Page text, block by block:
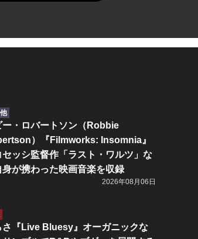
ー・ロバートソン（Robbie
）『Filmworks: Insomnia』
セッシ監督作「ラスト・ワルツ」な
身が携わった映画音楽を収録
2026年08月06日
さ『Live Bluesy』オーガニックな